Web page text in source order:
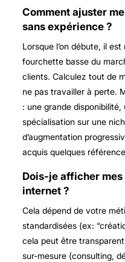
Comment ajuster
sans expérience ?
Lorsque l’on débute, il
fourchette basse du
clients. Calculez tout de
ne pas travailler à perte.
: une grande
spécialisation sur une
d’augmentation
acquis quelques
Dois-je afficher
internet ?
Cela dépend de votre
standardisées (ex:
cela peut être
sur-mesure (consulting,